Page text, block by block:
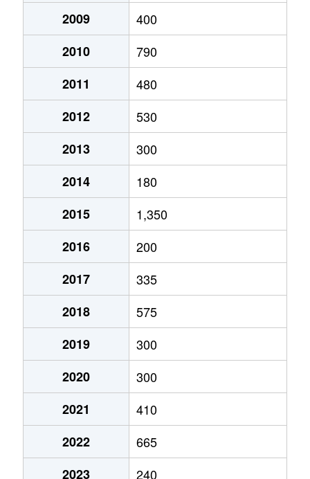
2009
400
2010
790
2011
480
2012
530
2013
300
2014
180
2015
1,350
2016
200
2017
335
2018
575
2019
300
2020
300
2021
410
2022
665
2023
240